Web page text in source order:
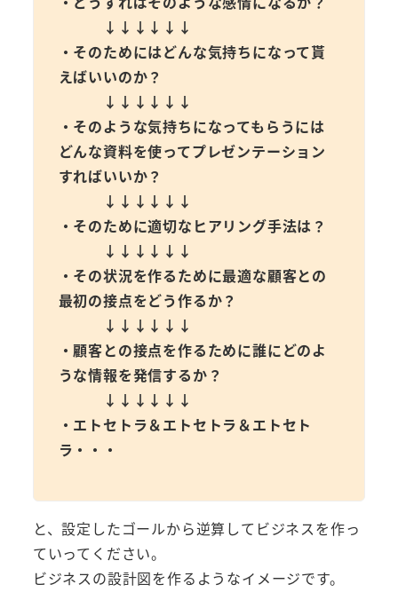
↓↓↓↓↓↓
・そのためにはどんな気持ちになって貰
えばいいのか？
↓↓↓↓↓↓
・そのような気持ちになってもらうには
どんな資料を使ってプレゼンテーション
すればいいか？
↓↓↓↓↓↓
・そのために適切なヒアリング手法は？
↓↓↓↓↓↓
・その状況を作るために最適な顧客との
最初の接点をどう作るか？
↓↓↓↓↓↓
・顧客との接点を作るために誰にどのよ
うな情報を発信するか？
↓↓↓↓↓↓
・エトセトラ＆エトセトラ＆エトセト
ラ・・・
と、設定したゴールから逆算してビジネスを作っ
ていってください。
ビジネスの設計図を作るようなイメージです。